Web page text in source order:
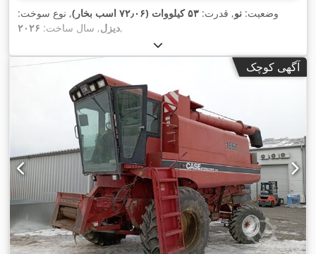
وضعیت: نو, قدرت: ۵۳ کیلووات (۷۲٫۰۶ اسب بخار)
, نوع سوخت:
دیزل, سال ساخت: ۲۰۲۶ ,
آگهی کوچک